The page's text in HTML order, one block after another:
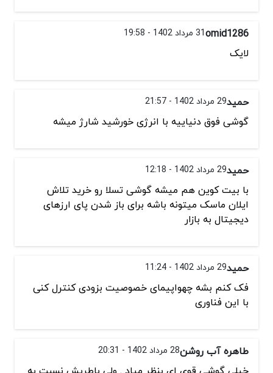
omid128631 مرداد 1402 - 19:58
لایک
حمید29 مرداد 1402 - 21:57
گوشی فوق دنیاییه با انرژی خورشید شارژ میشه
حمید29 مرداد 1402 - 12:18
با بیت کوین هم میشه گوشی تسلا رو خرید تلاش
ایلان ماسک میتونه باشه برای باز شدن پای ارزهای
دیجیتال به بازار
حمید29 مرداد 1402 - 11:24
فک کنم بشه چهواپیمای خصوصیت بزودی کنترل کنی
با این فناوری
طاهره آب روشن28 مرداد 1402 - 20:31